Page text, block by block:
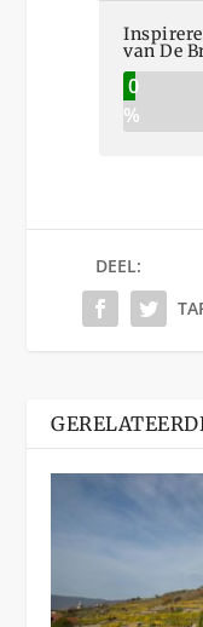
van De
0
%
DEEL: